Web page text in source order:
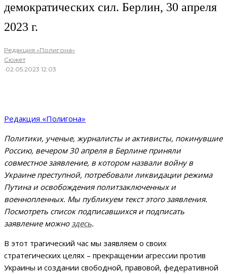
демократических сил. Берлин, 30 апреля
2023 г.
Редакция «Полигона»·
Сюжет
·02.05.2023 12:03
Редакция «Полигона»
Политики, ученые, журналисты и активисты, покинувшие
Россию, вечером 30 апреля в Берлине приняли
совместное заявление, в котором назвали войну в
Украине преступной, потребовали ликвидации режима
Путина и освобождения политзаключенных и
военнопленных. Мы публикуем текст этого заявления.
Посмотреть список подписавшихся и подписать
заявление можноздесь.
В этот трагический час мы заявляем о своих
стратегических целях – прекращении агрессии против
Украины и создании свободной, правовой, федеративной